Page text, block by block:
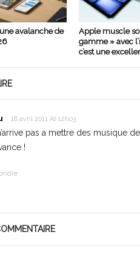
avalanche de
Apple muscle
gamme » avec
c’est une
18 avril 2011 At 12h03
pas a mettre des musique
!